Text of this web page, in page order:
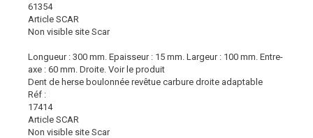
61354
Article SCAR
Non visible site Scar
Longueur : 300 mm. Epaisseur : 15 mm. Largeur : 100 mm. Entre-
axe : 60 mm. Droite. Voir le produit
Dent de herse boulonnée revêtue carbure droite adaptable
Réf :
17414
Article SCAR
Non visible site Scar